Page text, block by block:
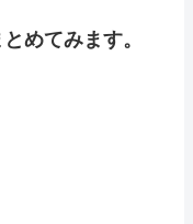
めてみます。